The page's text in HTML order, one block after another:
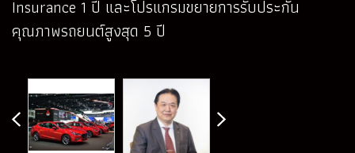
Insurance 1 ปี และโปรแกรมขยายการรับประกัน
คุณภาพรถยนต์สูงสุด 5 ปี